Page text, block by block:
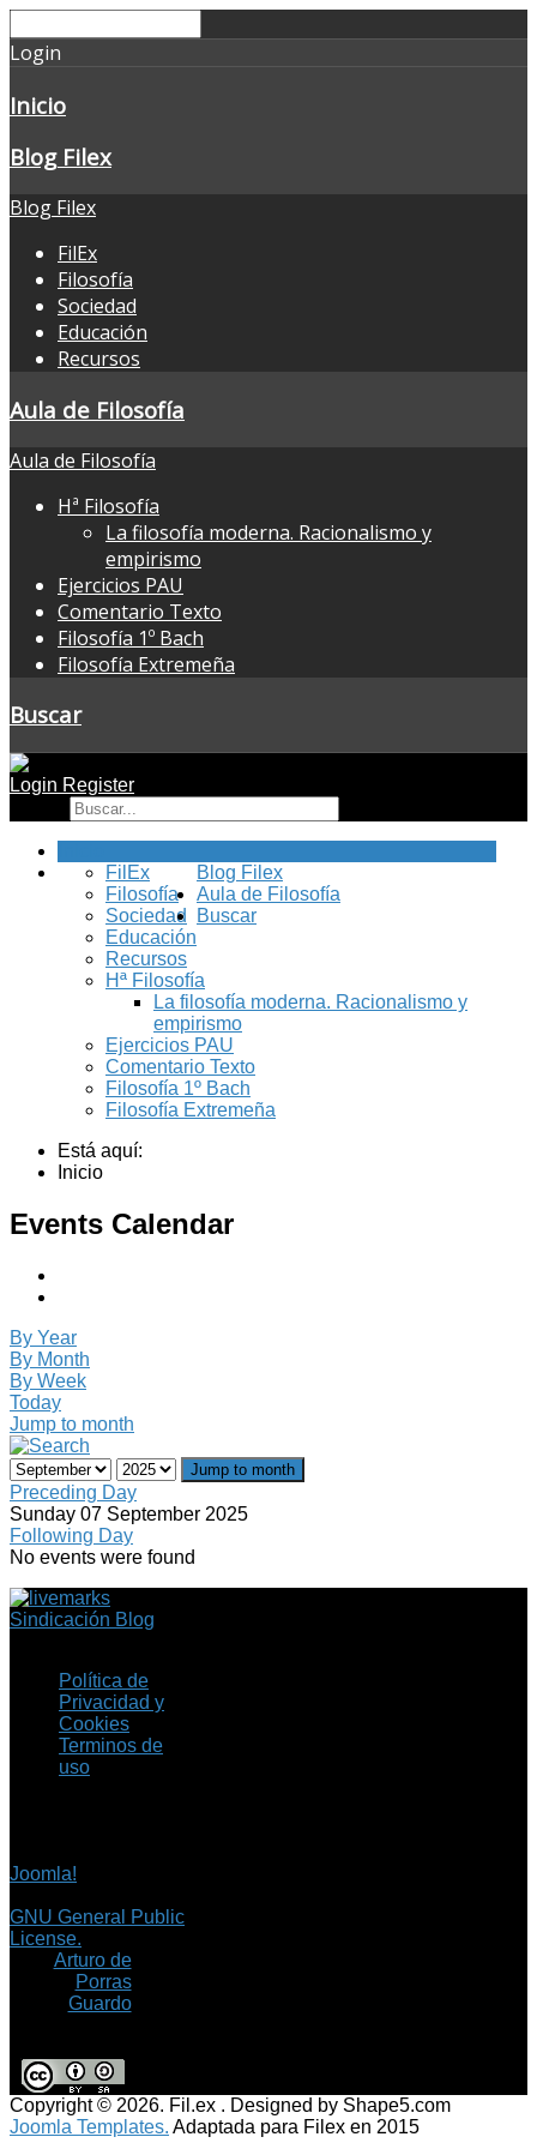
Login
Inicio
Blog Filex
Blog Filex
FilEx
Filosofía
Sociedad
Educación
Recursos
Aula de Filosofía
Aula de Filosofía
Hª Filosofía
La filosofía moderna. Racionalismo y
empirismo
Ejercicios PAU
Comentario Texto
Filosofía 1º Bach
Filosofía Extremeña
Buscar
Login Register
Blog Filex
FilEx
Filosofía
Sociedad
Educación
Recursos
Aula de Filosofía
Hª Filosofía
La filosofía moderna. Racionalismo y
empirismo
Ejercicios PAU
Comentario Texto
Filosofía 1º Bach
Filosofía Extremeña
Buscar
Está aquí:
Inicio
Events Calendar
By Year
By Month
By Week
Today
Jump to month
Jump to month
Preceding Day
Sunday 07 September 2025
Following Day
No events were found
Sindicación Blog
Política de
Privacidad y
Cookies
Terminos de
uso
Joomla!
GNU General Public
License.
Arturo de
Porras
Guardo
Copyright © 2026. Fil.ex . Designed by Shape5.com
Joomla Templates. Adaptada para Filex en 2015